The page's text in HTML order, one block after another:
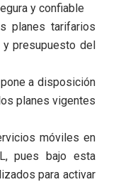
Y VIRÚ DE "EL NIÑO"
y confiable
planes tarifarios
presupuesto del
a disposición
planes vigentes
móviles en
pues bajo esta
para activar